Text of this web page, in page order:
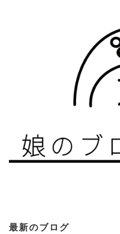
最新のブログ